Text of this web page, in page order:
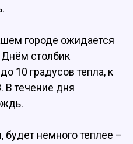
городе ожидается
столбик
10 градусов тепла, к
В течение дня
будет немного теплее –